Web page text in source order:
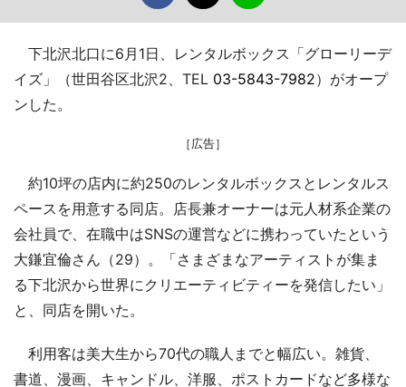
下北沢北口に6月1日、レンタルボックス「グローリーデ
イズ」（世田谷区北沢2、TEL 03-5843-7982）がオープ
ンした。
［広告］
約10坪の店内に約250のレンタルボックスとレンタルス
ペースを用意する同店。店長兼オーナーは元人材系企業の
会社員で、在職中はSNSの運営などに携わっていたという
大鎌宜倫さん（29）。「さまざまなアーティストが集ま
る下北沢から世界にクリエーティビティーを発信したい」
と、同店を開いた。
利用客は美大生から70代の職人までと幅広い。雑貨、
書道、漫画、キャンドル、洋服、ポストカードなど多様な